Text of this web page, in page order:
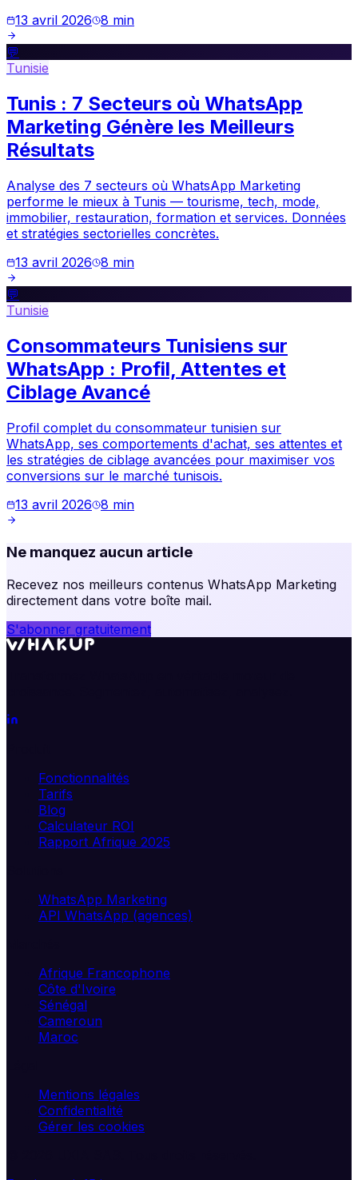
13 avril 2026 8 min
💬
Tunisie
Tunis : 7 Secteurs où WhatsApp
Marketing Génère les Meilleurs
Résultats
Analyse des 7 secteurs où WhatsApp Marketing
performe le mieux à Tunis — tourisme, tech, mode,
immobilier, restauration, formation et services. Données
et stratégies sectorielles concrètes.
13 avril 2026 8 min
💬
Tunisie
Consommateurs Tunisiens sur
WhatsApp : Profil, Attentes et
Ciblage Avancé
Profil complet du consommateur tunisien sur
WhatsApp, ses comportements d'achat, ses attentes et
les stratégies de ciblage avancées pour maximiser vos
conversions sur le marché tunisois.
13 avril 2026 8 min
Ne manquez aucun article
Recevez nos meilleurs contenus WhatsApp Marketing
directement dans votre boîte mail.
S'abonner gratuitement
Fonctionnalités
Tarifs
Blog
Calculateur ROI
Rapport Afrique 2025
WhatsApp Marketing
API WhatsApp (agences)
Afrique Francophone
Côte d'Ivoire
Sénégal
Cameroun
Maroc
Mentions légales
Confidentialité
Gérer les cookies